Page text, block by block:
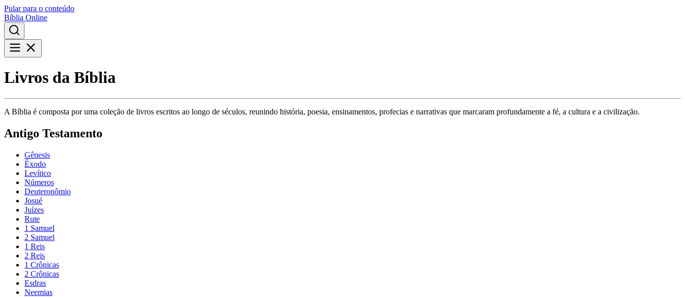
Pular para o conteúdo
Bíblia Online
Livros da Bíblia
A Bíblia é composta por uma coleção de livros escritos ao longo de séculos, reunindo história, poesia, ensinamentos, profecias e narrativas que marcaram profundamente a fé, a cultura e a civilização.
Antigo Testamento
Gênesis
Êxodo
Levítico
Números
Deuteronômio
Josué
Juízes
Rute
1 Samuel
2 Samuel
1 Reis
2 Reis
1 Crônicas
2 Crônicas
Esdras
Neemias